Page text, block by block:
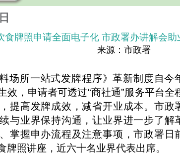
食牌照申请全面电子化 市政署办讲解会
来源：市政署
料场所一站式发牌程序》革新制度自今
效，申请者可透过“商社通”服务平台全
提高发牌成效，减省开业成本。市政
与业界保持沟通，让业界进一步了解
掌握申办流程及注意事项，市政署日
牌照讲座，近六十名业界代表出席。